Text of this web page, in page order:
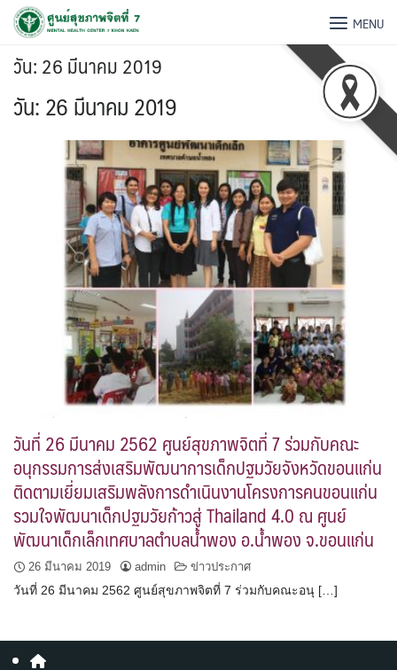
MENU
วัน:26 มีนาคม 2019
วัน:26 มีนาคม 2019
วันที่ 26 มีนาคม 2562 ศูนย์สุขภาพจิตที่ 7 ร่วมกับคณะ
อนุกรรมการส่งเสริมพัฒนาการเด็กปฐมวัยจังหวัดขอนแก่น
ติดตามเยี่ยมเสริมพลังการดำเนินงานโครงการคนขอนแก่น
รวมใจพัฒนาเด็กปฐมวัยก้าวสู่ Thailand 4.0 ณ ศูนย์
พัฒนาเด็กเล็กเทศบาลตำบลน้ำพอง อ.น้ำพอง จ.ขอนแก่น
26 มีนาคม 2019 admin ข่าวประกาศ
วันที่ 26 มีนาคม 2562 ศูนย์สุขภาพจิตที่ 7 ร่วมกับคณะอนุ […]